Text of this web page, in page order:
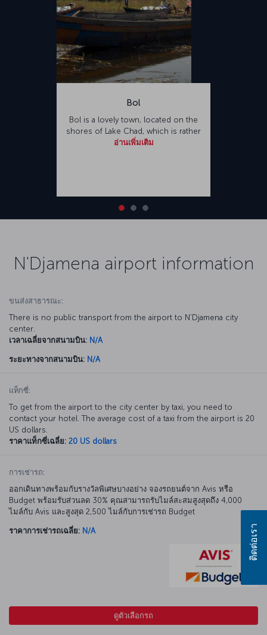
Bol
Bol is a lovely town, located on the
shores of Lake Chad, which is rather
อ่านเพิ่มเติม
N'Djamena airport information
ขนส่งสาธารณะ:
There is no public transport from the airport to N'Djamena city
center.
เวลาเฉลี่ยจากสนามบิน: N/A
ระยะทางจากสนามบิน: N/A
แท็กซี่:
To get from the airport to the city center by taxi, you need to
contact your hotel. The average cost of a taxi from the airport is 20
US dollars.
ราคาแท็กซี่เฉลี่ย: 20 US dollars
การเช่ารถ:
ออกเดินทางพร้อมกับรางวัลพิเศษบางอย่าง จองรถยนต์จาก Avis หรือ
Budget พร้อมรับส่วนลด 30% คุณสามารถรับไมล์สะสมสูงสุดถึง 4,000
ไมล์กับ Avis และสูงสุด 2,500 ไมล์กับการเช่ารถ Budget
ราคาการเช่ารถเฉลี่ย: N/A
ดูตัวเลือกรถ
ติดต่อเรา